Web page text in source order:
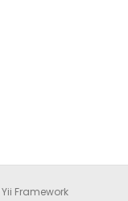
Yii Framework